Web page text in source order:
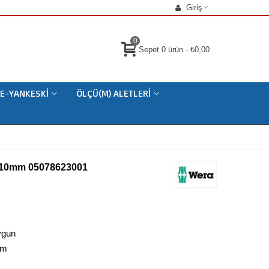
Giriş
0
Sepet 0 ürün - ₺0,00
YANKESKI
ÖLÇÜ(M) ALETLERI
05078623001